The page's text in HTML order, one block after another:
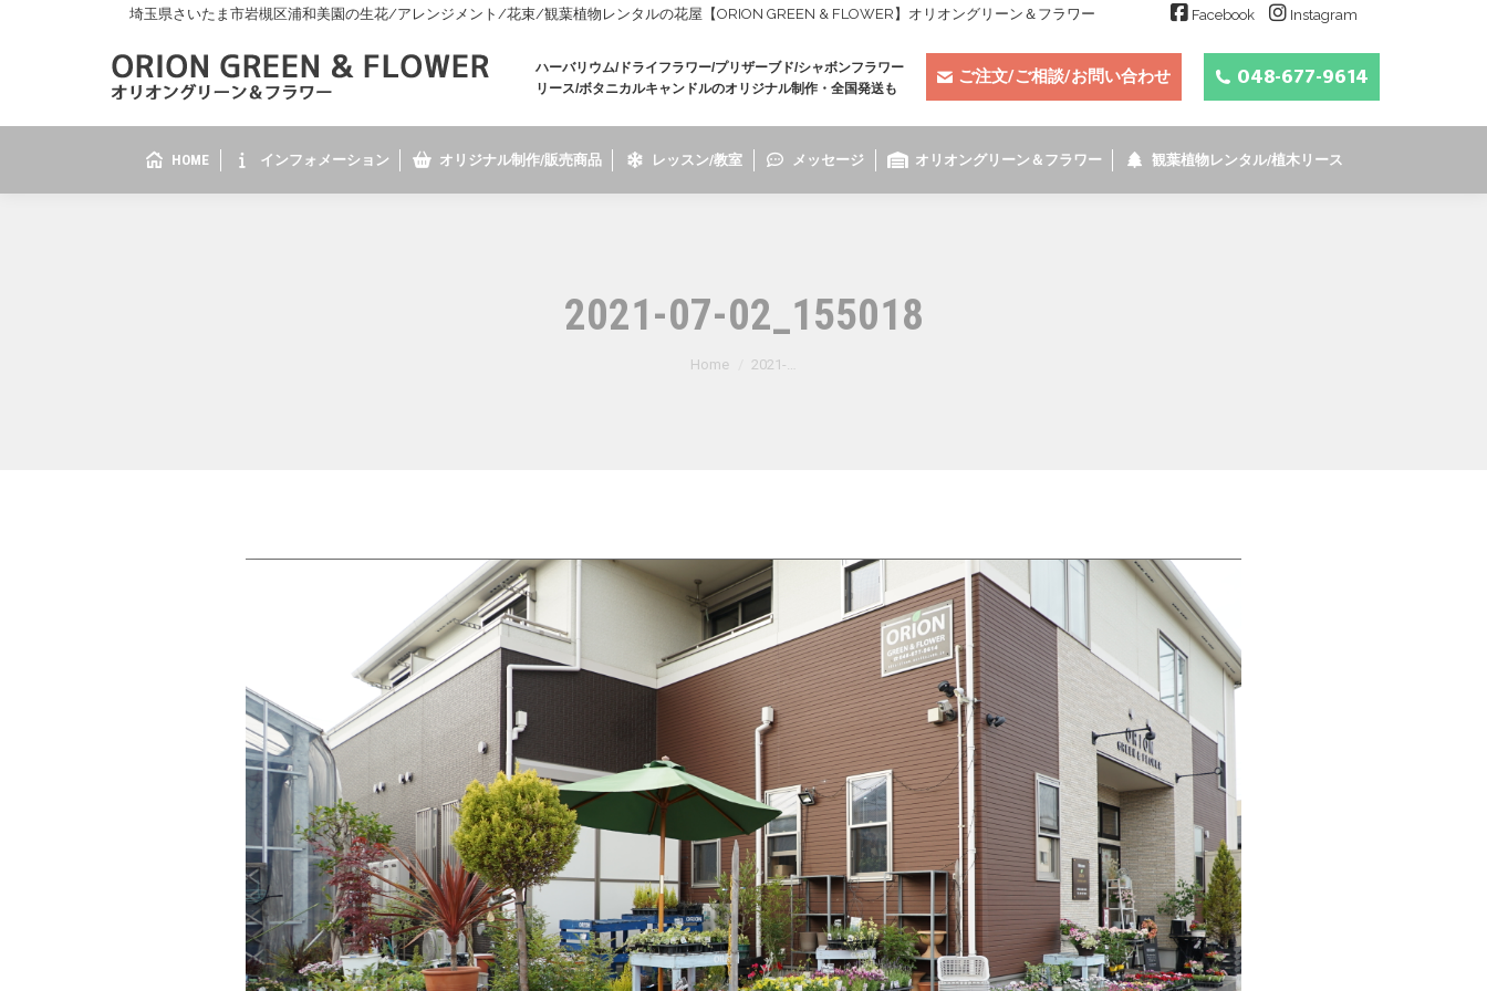
埼玉県さいたま市岩槻区浦和美園の生花/アレンジメント/花束/観葉植物レンタルの花屋【ORION GREEN & FLOWER】オリオングリーン＆フラワー Facebook Instagram
ハーバリウム/ドライフラワー/プリザーブド/シャボンフラワー
リース/ボタニカルキャンドルのオリジナル制作・全国発送も
ご注文/ご相談/お問い合わせ 048-677-9614
HOME インフォメーション オリジナル制作/販売商品 レッスン/教室 メッセージ オリオングリーン＆フラワー 観葉植物レンタル/植木リース
2021-07-02_155018
You are here:
Home 2021-…